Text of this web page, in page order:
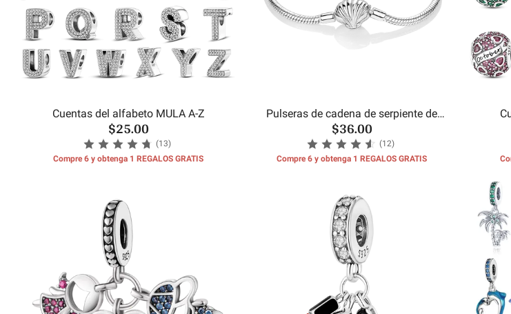
Cuentas del alfabeto MULA A-Z
$25.00
(13)
Compre 6 y obtenga 1 REGALOS GRATIS
Pulseras de cadena de serpiente de
concha de mar
$36.00
(12)
Compre 6 y obtenga 1 REGALOS GRATIS